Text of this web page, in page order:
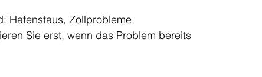
Hafenstaus, Zollprobleme,
Sie erst, wenn das Problem bereits